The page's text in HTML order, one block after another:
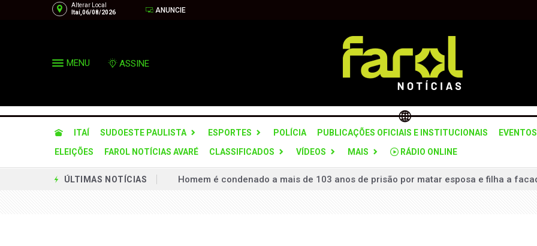
Alterar Local
Itaí,06/08/2026
ANUNCIE
MENU ASSINE
ITAÍ SUDOESTE PAULISTA ESPORTES POLÍCIA PUBLICAÇÕES OFICIAIS E INSTITUCIONAIS EVENTOS
ELEIÇÕES
FAROL NOTÍCIAS AVARÉ CLASSIFICADOS VÍDEOS MAIS RÁDIO ONLINE
ÚLTIMAS NOTÍCIAS
Defesa Civil de SP alerta para mudança de tempo no estado nesta quarta-feira (5)